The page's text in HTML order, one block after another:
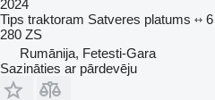
2024
Tips traktoram Satveres platums
280 ZS
Rumānija, Fetesti-Gara
Sazināties ar pārdevēju